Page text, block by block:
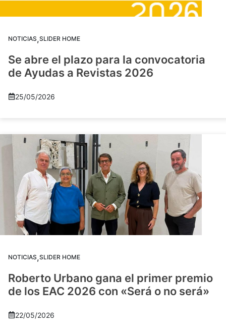
NOTICIAS,SLIDER HOME
Se abre el plazo para la convocatoria
de Ayudas a Revistas 2026
25/05/2026
NOTICIAS,SLIDER HOME
Roberto Urbano gana el primer premio
de los EAC 2026 con «Será o no será»
22/05/2026